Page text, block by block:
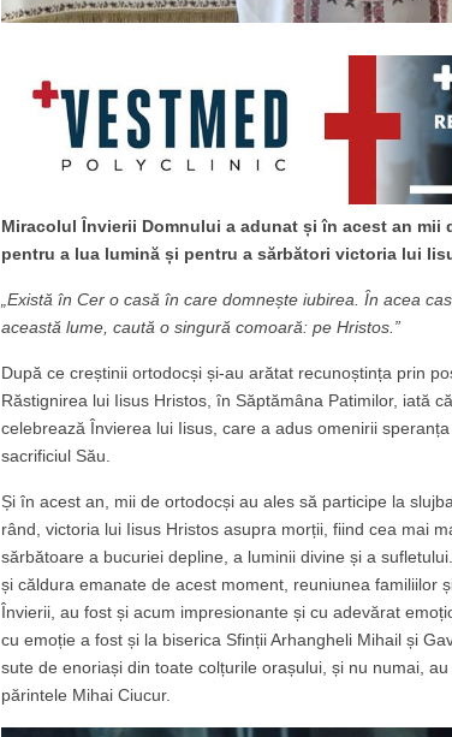
Miracolul Învierii Domnului a adunat și în acest an mii
pentru a lua lumină și pentru a sărbători victoria lui
„Există în Cer o casă în care domnește iubirea. În acea
această lume, caută o singură comoară: pe Hristos.”
După ce creștinii ortodocși și-au arătat recunoștința prin
Răstignirea lui Iisus Hristos, în Săptămâna Patimilor, iată
celebrează Învierea lui Iisus, care a adus omenirii
sacrificiul Său.
Și în acest an, mii de ortodocși au ales să participe la
rând, victoria lui Iisus Hristos asupra morții, fiind cea mai
sărbătoare a bucuriei depline, a luminii divine și a
și căldura emanate de acest moment, reuniunea familiilor
Învierii, au fost și acum impresionante și cu adevărat
cu emoție a fost și la biserica Sfinții Arhangheli Mihail și
sute de enoriași din toate colțurile orașului, și nu numai,
părintele Mihai Ciucur.